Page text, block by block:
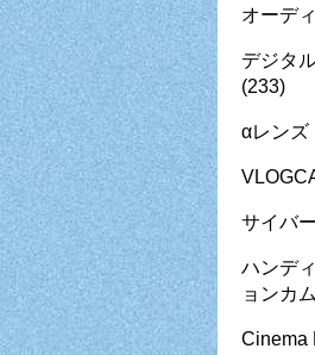
オーデ
デジタ
(233)
αレンズ
サイバ
ハンデ
ョンカム
Cinema